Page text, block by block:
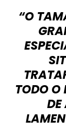
“O
TODO O